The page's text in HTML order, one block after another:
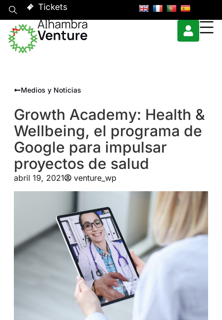
Tickets
Medios y Noticias
Growth Academy: Health &
Wellbeing, el programa de
Google para impulsar
proyectos de salud
abril 19, 2021 venture_wp